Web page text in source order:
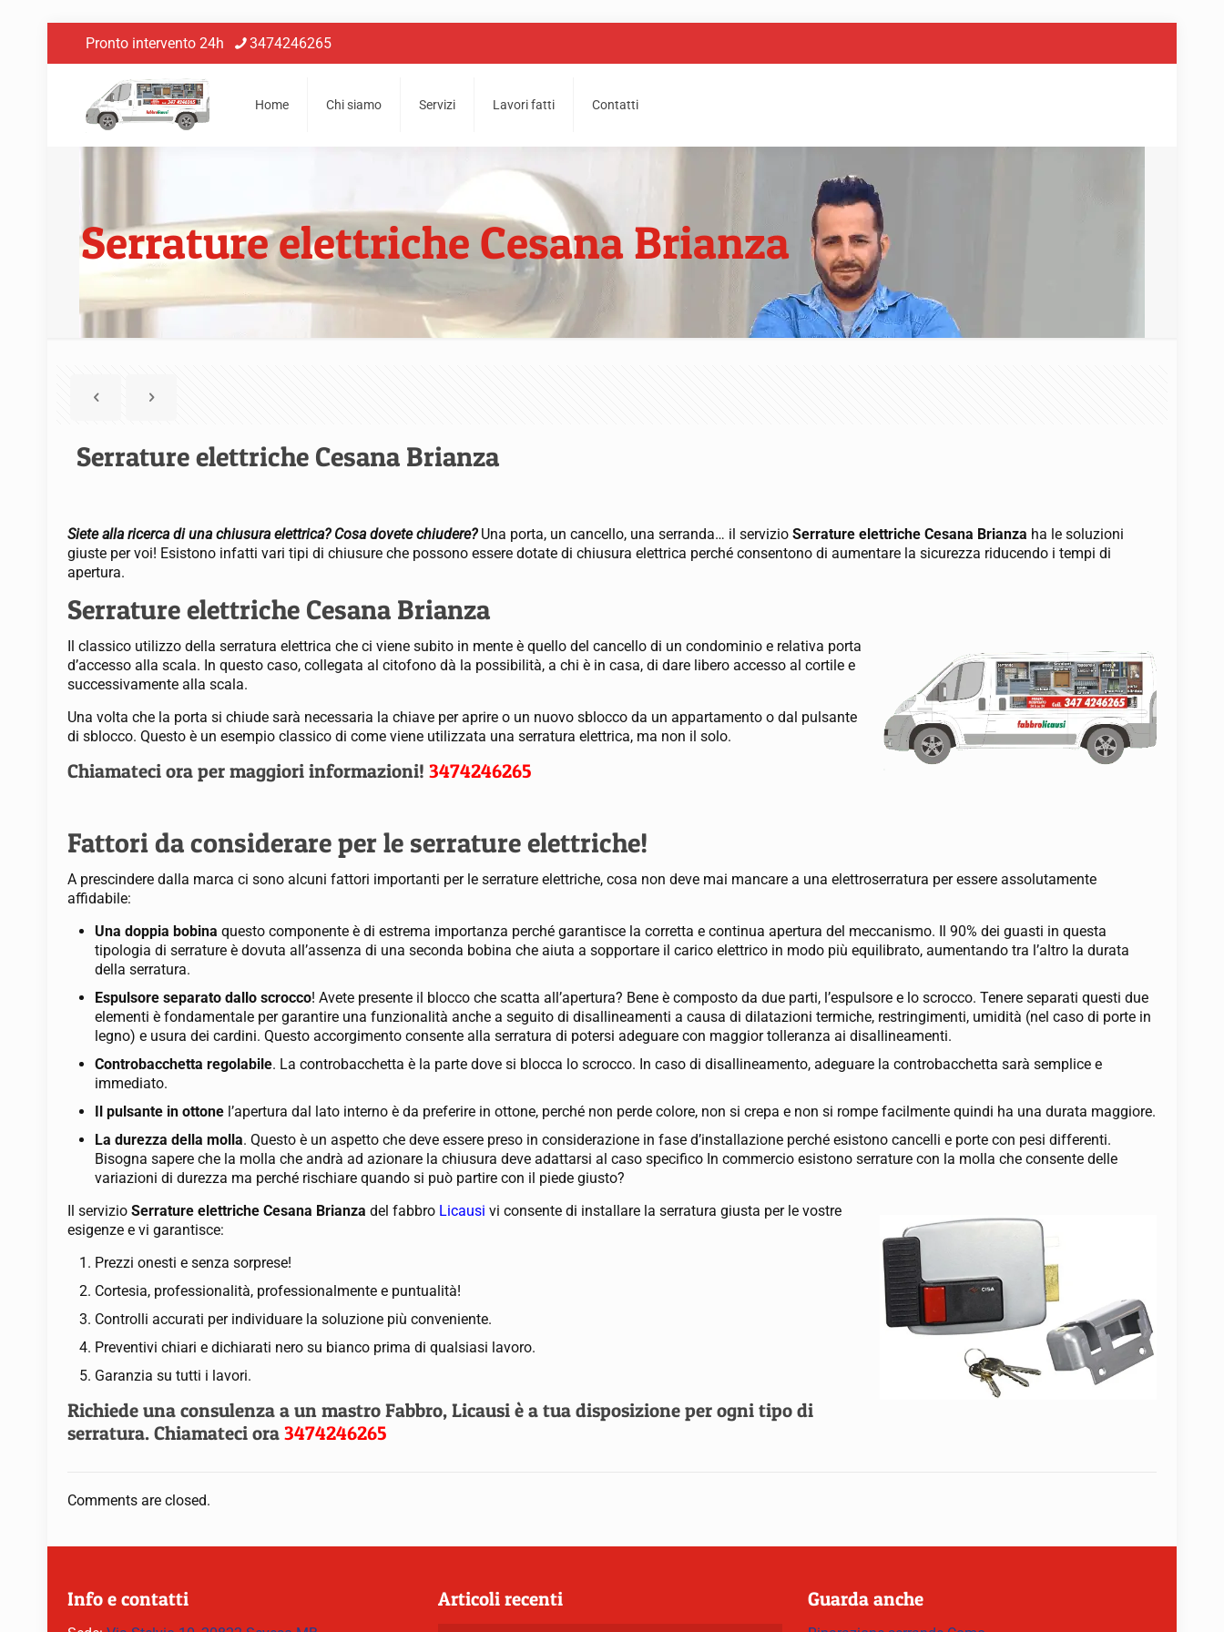
Pronto intervento 24h 3474246265
Home Chi siamo Servizi Lavori fatti Contatti
Serrature elettriche Cesana Brianza
Serrature elettriche Cesana Brianza
Siete alla ricerca di una chiusura elettrica? Cosa dovete chiudere?Una porta, un cancello, una serranda… il servizioSerrature elettriche Cesana Brianza ha le soluzioni
giuste per voi! Esistono infatti vari tipi di chiusure che possono essere dotate di chiusura elettrica perché consentono di aumentare la sicurezza riducendo i tempi di
apertura.
Serrature elettriche Cesana Brianza
Il classico utilizzo della serratura elettrica che ci viene subito in mente è quello del cancello di un condominio e relativa porta
d’accesso alla scala. In questo caso, collegata al citofono dà la possibilità, a chi è in casa, di dare libero accesso al cortile e
successivamente alla scala.
Una volta che la porta si chiude sarà necessaria la chiave per aprire o un nuovo sblocco da un appartamento o dal pulsante
di sblocco. Questo è un esempio classico di come viene utilizzata una serratura elettrica, ma non il solo.
Chiamateci ora per maggiori informazioni!3474246265
Fattori da considerare per le serrature elettriche!
A prescindere dalla marca ci sono alcuni fattori importanti per le serrature elettriche, cosa non deve mai mancare a una elettroserratura per essere assolutamente
affidabile:
Una doppia bobina questo componente è di estrema importanza perché garantisce la corretta e continua apertura del meccanismo. Il 90% dei guasti in questa
tipologia di serrature è dovuta all’assenza di una seconda bobina che aiuta a sopportare il carico elettrico in modo più equilibrato, aumentando tra l’altro la durata
della serratura.
Espulsore separato dallo scrocco! Avete presente il blocco che scatta all’apertura? Bene è composto da due parti, l’espulsore e lo scrocco. Tenere separati questi due
elementi è fondamentale per garantire una funzionalità anche a seguito di disallineamenti a causa di dilatazioni termiche, restringimenti, umidità (nel caso di porte in
legno) e usura dei cardini. Questo accorgimento consente alla serratura di potersi adeguare con maggior tolleranza ai disallineamenti.
Controbacchetta regolabile. La controbacchetta è la parte dove si blocca lo scrocco. In caso di disallineamento, adeguare la controbacchetta sarà semplice e
immediato.
Il pulsante in ottone l’apertura dal lato interno è da preferire in ottone, perché non perde colore, non si crepa e non si rompe facilmente quindi ha una durata maggiore.
La durezza della molla. Questo è un aspetto che deve essere preso in considerazione in fase d’installazione perché esistono cancelli e porte con pesi differenti.
Bisogna sapere che la molla che andrà ad azionare la chiusura deve adattarsi al caso specifico In commercio esistono serrature con la molla che consente delle
variazioni di durezza ma perché rischiare quando si può partire con il piede giusto?
Il servizioSerrature elettriche Cesana Brianzadel fabbro Licausi vi consente di installare la serratura giusta per le vostre
esigenze e vi garantisce:
Prezzi onesti e senza sorprese!
Cortesia, professionalità, professionalmente e puntualità!
Controlli accurati per individuare la soluzione più conveniente.
Preventivi chiari e dichiarati nero su bianco prima di qualsiasi lavoro.
Garanzia su tutti i lavori.
Richiede una consulenza a un mastro Fabbro, Licausi è a tua disposizione per ogni tipo di
serratura. Chiamateci ora3474246265
Comments are closed.
Info e contatti Articoli recenti Guarda anche